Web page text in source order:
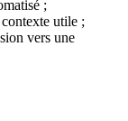
;
utile ;
vers une